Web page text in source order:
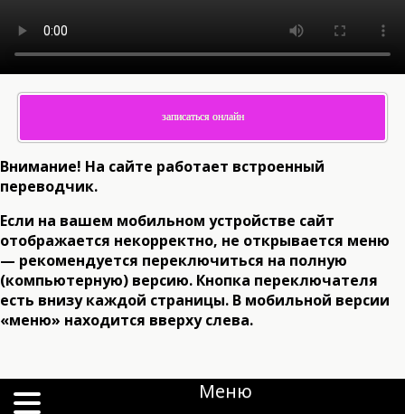
записаться онлайн
Внимание! На сайте работает встроенный
переводчик.
Если на вашем мобильном устройстве сайт
отображается некорректно, не открывается меню
— рекомендуется переключиться на полную
(компьютерную) версию. Кнопка переключателя
есть внизу каждой страницы. В мобильной версии
«меню» находится вверху слева.
Меню